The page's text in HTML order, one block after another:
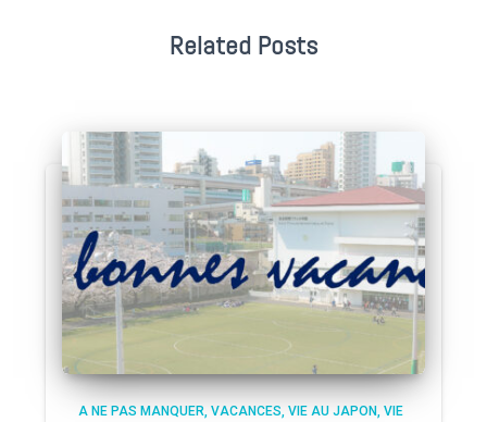
Related Posts
A NE PAS MANQUER VACANCES VIE AU JAPON VIE